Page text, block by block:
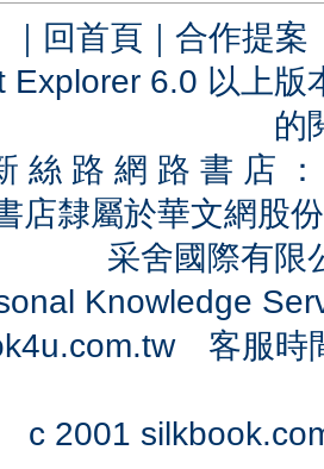
｜ 回首頁 ｜ 合作提案
Explorer 6.0 以上
的
絲 路 網 路 書 店
店隸屬於華文網股
采舍國際有
Knowledge
客服時
c 2001